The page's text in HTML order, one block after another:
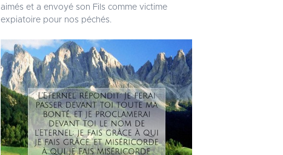
aimés et a envoyé son Fils comme victime
expiatoire pour nos péchés.